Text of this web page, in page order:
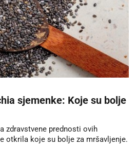
sjemenke: Koje su bolje
zdravstvene prednosti ovih
otkrila koje su bolje za mršavljenje.